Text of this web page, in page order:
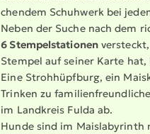
chendem Schuhwerk bei
Neben der Suche nach dem
6 Stempel­sta­tionenversteckt,
Stempel auf seiner Karte
Eine Stroh­hüpfburg, ein
Trinken zu
im Landkreis Fulda ab.
Hunde sind im Maisla­by­rinth